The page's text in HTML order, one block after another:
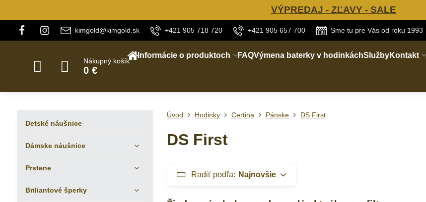
VÝPREDAJ - ZĽAVY - SALE
kimgold@kimgold.sk +421 905 718 720 +421 905 657 700 Sme tu pre Vás od roku 1993
Nákupný košík
0 €
Informácie o produktoch FAQVýmena baterky v hodinkáchSlužbyKontakt
Úvod Hodinky Certina Pánske DS First
DS First
Radiť podľa: Najnovšie
Detské náušnice
Dámske náušnice
Prstene
Briliantové šperky